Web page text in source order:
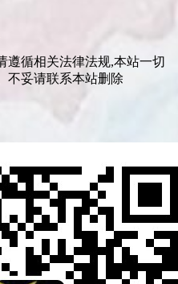
遵循相关法律法规,本站一切
不妥请联系本站删除